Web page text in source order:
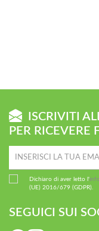
ISCRIVITI
PER RICEVERE
Dichiaro di aver letto l'
(UE) 2016/679 (GDPR).
SEGUICI SUI